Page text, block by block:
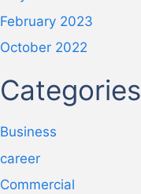
February 2023
October 2022
Categories
Business
career
Commercial